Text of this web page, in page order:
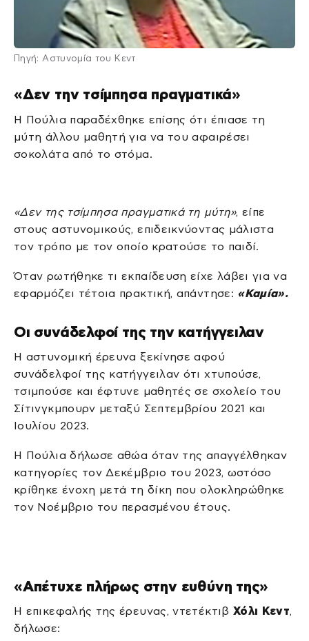
Πηγή: Αστυνομία του Κεντ
«Δεν την τσίμπησα πραγματικά»
Η Πούλια παραδέχθηκε επίσης ότι έπιασε τη
μύτη άλλου μαθητή για να του αφαιρέσει
σοκολάτα από το στόμα.
«Δεν της τσίμπησα πραγματικά τη μύτη», είπε
στους αστυνομικούς, επιδεικνύοντας μάλιστα
τον τρόπο με τον οποίο κρατούσε το παιδί.
Όταν ρωτήθηκε τι εκπαίδευση είχε λάβει για να
εφαρμόζει τέτοια πρακτική, απάντησε: «Καμία».
Οι συνάδελφοί της την κατήγγειλαν
Η αστυνομική έρευνα ξεκίνησε αφού
συνάδελφοί της κατήγγειλαν ότι χτυπούσε,
τσιμπούσε και έφτυνε μαθητές σε σχολείο του
Σίτινγκμπουρν μεταξύ Σεπτεμβρίου 2021 και
Ιουλίου 2023.
Η Πούλια δήλωσε αθώα όταν της απαγγέλθηκαν
κατηγορίες τον Δεκέμβριο του 2023, ωστόσο
κρίθηκε ένοχη μετά τη δίκη που ολοκληρώθηκε
τον Νοέμβριο του περασμένου έτους.
«Απέτυχε πλήρως στην ευθύνη της»
Η επικεφαλής της έρευνας, ντετέκτιβ Χόλι Κεντ,
δήλωσε: